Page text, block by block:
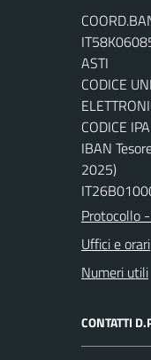
ASTI
CODICE
CODICE
IBAN
2025)
Protocollo
Uffici e orari
Numeri utili
CONTATTI